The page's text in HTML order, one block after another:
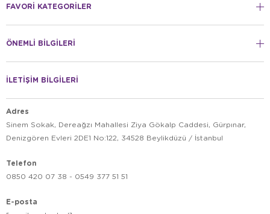
FAVORİ KATEGORİLER
ÖNEMLİ BİLGİLERİ
İLETİŞİM BİLGİLERİ
Adres
Sinem Sokak, Dereağzı Mahallesi Ziya Gökalp Caddesi, Gürpınar,
Denizgören Evleri 2DE1 No:122, 34528 Beylikdüzü / İstanbul
Telefon
0850 420 07 38 - 0549 377 51 51
E-posta